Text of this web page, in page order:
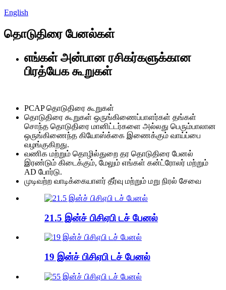
English
தொடுதிரை பேனல்கள்
எங்கள் அன்பான ரசிகர்களுக்கான
பிரத்யேக கூறுகள்
PCAP தொடுதிரை கூறுகள்
தொடுதிரை கூறுகள் ஒருங்கிணைப்பாளர்கள் தங்கள்
சொந்த தொடுதிரை மானிட்டர்களை அல்லது பெரும்பாலான
ஒருங்கிணைந்த கியோஸ்க்கை இணைக்கும் வாய்ப்பை
வழங்குகிறது.
வணிக மற்றும் தொழில்துறை தர தொடுதிரை பேனல்
இரண்டும் கிடைக்கும், மேலும் எங்கள் கன்ட்ரோலர் மற்றும்
AD போர்டு.
முடிவற்ற வாடிக்கையாளர் தீர்வு மற்றும் மறு நிரல் சேவை
21.5 இன்ச் பிசிஏபி டச் பேனல்
19 இன்ச் பிசிஏபி டச் பேனல்